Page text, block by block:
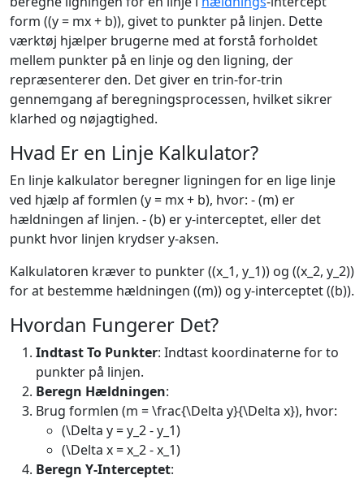
form ((y = mx + b)), givet to punkter på linjen. Dette
værktøj hjælper brugerne med at forstå forholdet
mellem punkter på en linje og den ligning, der
repræsenterer den. Det giver en trin-for-trin
gennemgang af beregningsprocessen, hvilket sikrer
klarhed og nøjagtighed.
Hvad Er en Linje Kalkulator?
En linje kalkulator beregner ligningen for en lige linje
ved hjælp af formlen (y = mx + b), hvor: - (m) er
hældningen af linjen. - (b) er y-interceptet, eller det
punkt hvor linjen krydser y-aksen.
Kalkulatoren kræver to punkter ((x_1, y_1)) og ((x_2, y_2))
for at bestemme hældningen ((m)) og y-interceptet ((b)).
Hvordan Fungerer Det?
Indtast To Punkter: Indtast koordinaterne for to
punkter på linjen.
Beregn Hældningen:
Brug formlen (m = \frac{\Delta y}{\Delta x}), hvor:
(\Delta y = y_2 - y_1)
(\Delta x = x_2 - x_1)
Beregn Y-Interceptet: